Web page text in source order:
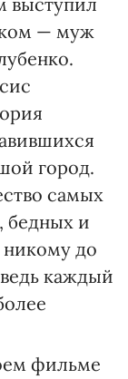
— муж
город.
самых
бедных и
никому до
каждый
фильме